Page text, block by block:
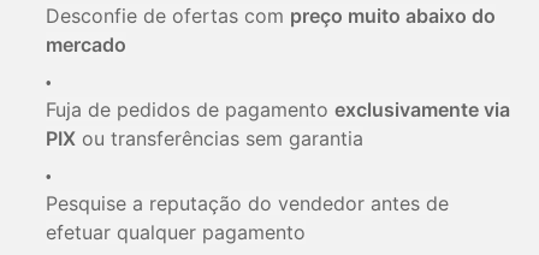
Desconfie de ofertas com preço muito abaixo do
mercado
Fuja de pedidos de pagamento exclusivamente via
PIX ou transferências sem garantia
Pesquise a reputação do vendedor antes de
efetuar qualquer pagamento